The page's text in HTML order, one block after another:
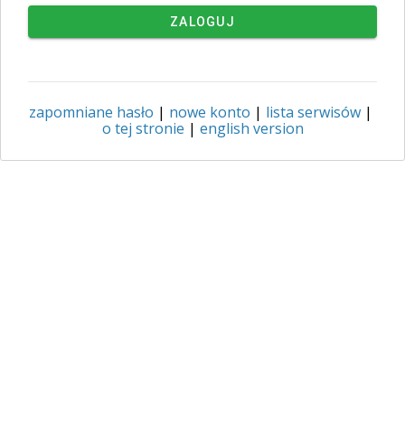
ZALOGUJ
zapomniane hasło | nowe konto | lista serwisów |
o tej stronie | english version